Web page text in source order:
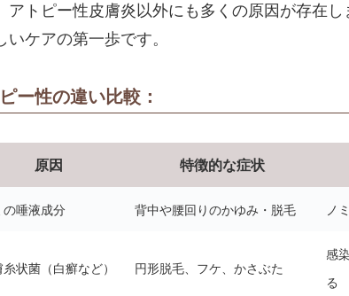
アトピー性皮膚炎以外にも多くの原因が存在
ケアの第一歩です。
ー性の違い比較：
原因 特徴的な症状
の唾液成分 背中や腰回りのかゆみ・脱毛 ノ
糸状菌（白癬など） 円形脱毛、フケ、かさぶた
感
る